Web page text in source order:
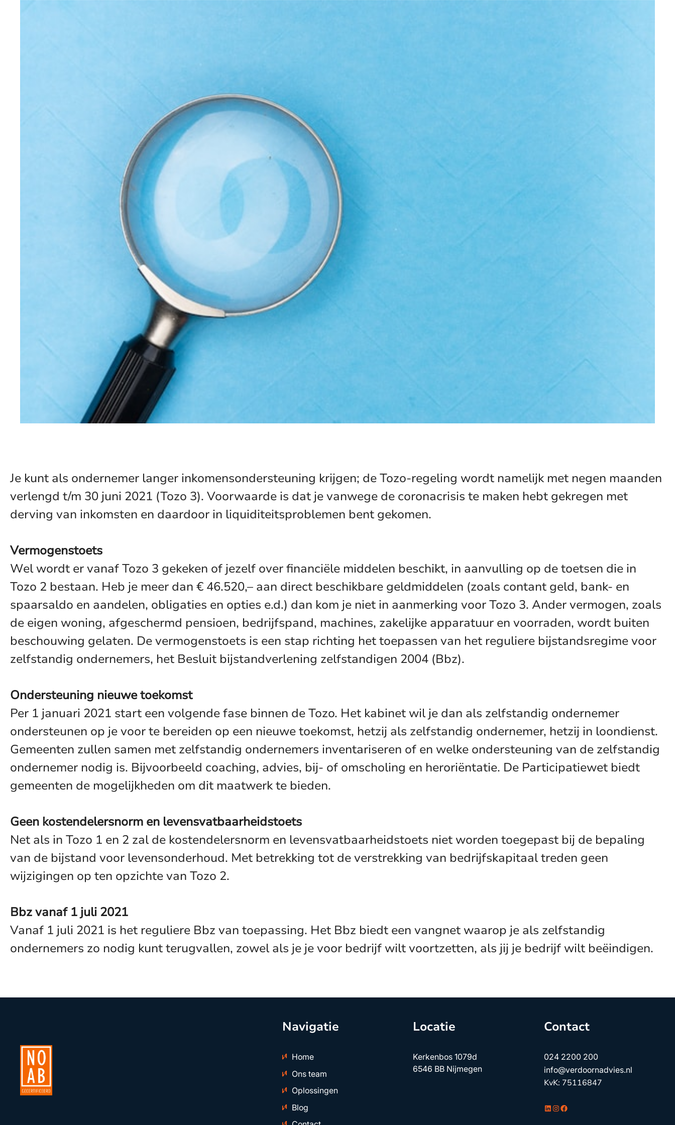
Je kunt als ondernemer langer inkomensondersteuning krijgen; de Tozo-regeling wordt namelijk met negen maanden
verlengd t/m 30 juni 2021 (Tozo 3). Voorwaarde is dat je vanwege de coronacrisis te maken hebt gekregen met
derving van inkomsten en daardoor in liquiditeitsproblemen bent gekomen.
Vermogenstoets
Wel wordt er vanaf Tozo 3 gekeken of jezelf over financiële middelen beschikt, in aanvulling op de toetsen die in
Tozo 2 bestaan. Heb je meer dan € 46.520,– aan direct beschikbare geldmiddelen (zoals contant geld, bank- en
spaarsaldo en aandelen, obligaties en opties e.d.) dan kom je niet in aanmerking voor Tozo 3. Ander vermogen, zoals
de eigen woning, afgeschermd pensioen, bedrijfspand, machines, zakelijke apparatuur en voorraden, wordt buiten
beschouwing gelaten. De vermogenstoets is een stap richting het toepassen van het reguliere bijstandsregime voor
zelfstandig ondernemers, het Besluit bijstandverlening zelfstandigen 2004 (Bbz).
Ondersteuning nieuwe toekomst
Per 1 januari 2021 start een volgende fase binnen de Tozo. Het kabinet wil je dan als zelfstandig ondernemer
ondersteunen op je voor te bereiden op een nieuwe toekomst, hetzij als zelfstandig ondernemer, hetzij in loondienst.
Gemeenten zullen samen met zelfstandig ondernemers inventariseren of en welke ondersteuning van de zelfstandig
ondernemer nodig is. Bijvoorbeeld coaching, advies, bij- of omscholing en heroriëntatie. De Participatiewet biedt
gemeenten de mogelijkheden om dit maatwerk te bieden.
Geen kostendelersnorm en levensvatbaarheidstoets
Net als in Tozo 1 en 2 zal de kostendelersnorm en levensvatbaarheidstoets niet worden toegepast bij de bepaling
van de bijstand voor levensonderhoud. Met betrekking tot de verstrekking van bedrijfskapitaal treden geen
wijzigingen op ten opzichte van Tozo 2.
Bbz vanaf 1 juli 2021
Vanaf 1 juli 2021 is het reguliere Bbz van toepassing. Het Bbz biedt een vangnet waarop je als zelfstandig
ondernemers zo nodig kunt terugvallen, zowel als je je voor bedrijf wilt voortzetten, als jij je bedrijf wilt beëindigen.
Navigatie
Home
Ons team
Oplossingen
Blog
Locatie
Kerkenbos 1079d
6546 BB Nijmegen
Contact
024 2200 200
info@verdoornadvies.nl
KvK: 75116847
LinkedIn
Instagram
Facebook